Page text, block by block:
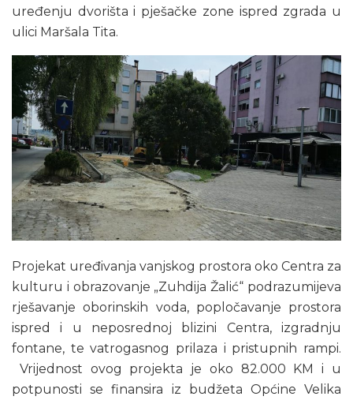
uređenju dvorišta i pješačke zone ispred zgrada u
ulici Maršala Tita.
Projekat uređivanja vanjskog prostora oko Centra za
kulturu i obrazovanje „Zuhdija Žalić“ podrazumijeva
rješavanje oborinskih voda, popločavanje prostora
ispred i u neposrednoj blizini Centra, izgradnju
fontane, te vatrogasnog prilaza i pristupnih rampi.
Vrijednost ovog projekta je oko 82.000 KM i u
potpunosti se finansira iz budžeta Općine Velika